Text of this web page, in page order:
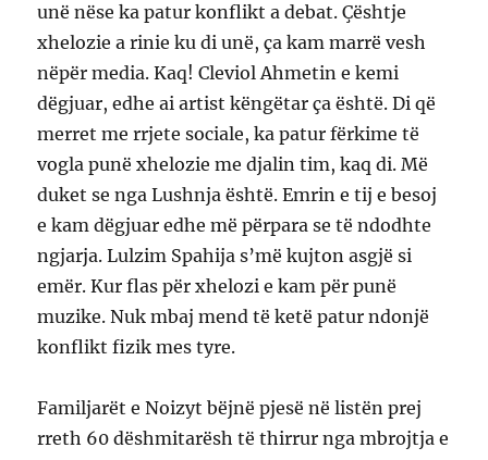
unë nëse ka patur konflikt a debat. Çështje
xhelozie a rinie ku di unë, ça kam marrë vesh
nëpër media. Kaq! Cleviol Ahmetin e kemi
dëgjuar, edhe ai artist këngëtar ça është. Di që
merret me rrjete sociale, ka patur fërkime të
vogla punë xhelozie me djalin tim, kaq di. Më
duket se nga Lushnja është. Emrin e tij e besoj
e kam dëgjuar edhe më përpara se të ndodhte
ngjarja. Lulzim Spahija s’më kujton asgjë si
emër. Kur flas për xhelozi e kam për punë
muzike. Nuk mbaj mend të ketë patur ndonjë
konflikt fizik mes tyre.
Familjarët e Noizyt bëjnë pjesë në listën prej
rreth 60 dëshmitarësh të thirrur nga mbrojtja e